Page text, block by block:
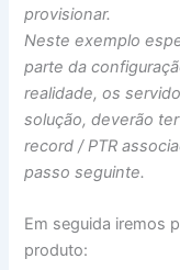
provisionar.
Neste exemplo
parte da
realidade, os
solução, deverão
record / PTR
passo seguinte.
Em seguida iremos
produto: